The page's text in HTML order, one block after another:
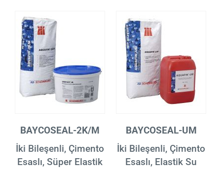
BAYCOSEAL-2K/M
İki Bileşenli, Çimento
Esaslı, Süper Elastik
BAYCOSEAL-UM
İki Bileşenli, Çimento
Esaslı, Elastik Su